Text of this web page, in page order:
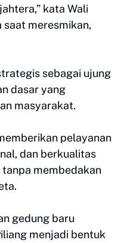
kata Wali
saat meresmikan,
sebagai ujung
dasar yang
masyarakat.
pelayanan
dan berkualitas
membedakan
gedung baru
menjadi bentuk